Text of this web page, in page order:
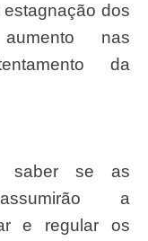
dos
nas
da
a
e regular os